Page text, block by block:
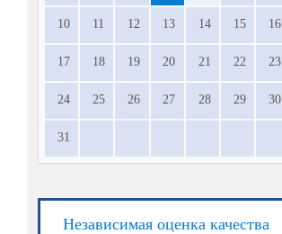
10 11 12 13 14 15 16
17 18 19 20 21 22 23
24 25 26 27 28 29 30
31
Независимая оценка качества